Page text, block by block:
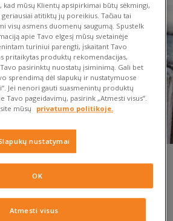
adidas ZX
kad mūsų Klientų apsipirkimai būtų sėkmingi,
atitiktų jų poreikius. Tačiau tai
visų asmens duomenų saugumą. Spustelk
apie Tavo elgesį mūsų svetainėje
turiniui parengti, įskaitant Tavo
pritaikytas produktų rekomendacijas,
pasirinktų nuostatų įsiminimą. Gali bet
sprendimą dėl slapukų ir nustatymuose
Jei nenori gauti suasmenintų produktų
Tavo pageidavimų, pasirink „Atmesti visus”.
mūsų
privatumo politikoje.
nustatymai
Atmesti visus
OK